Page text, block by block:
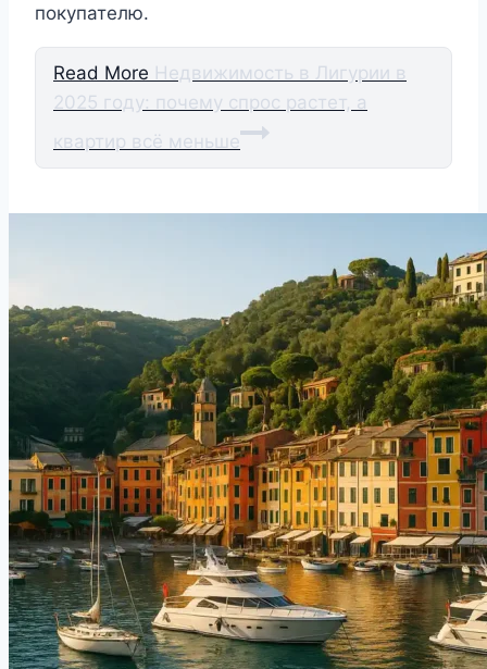
покупателю.
Read More Недвижимость в Лигурии в
2025 году: почему спрос растет, а
квартир всё меньше